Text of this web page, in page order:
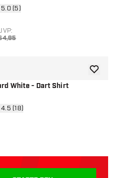
öffnen
5.0 (5)
White - Dart Shirt
öffnen
4.5 (18)
Zur